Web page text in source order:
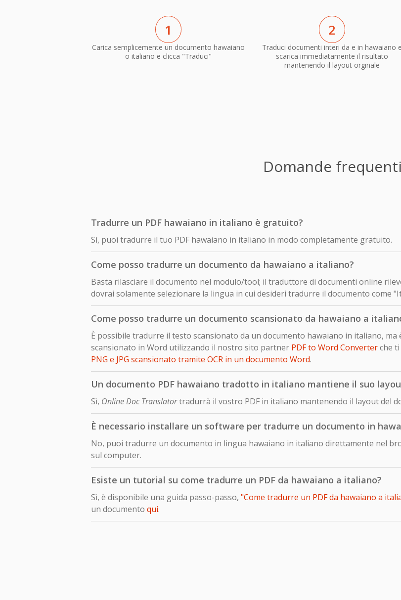
1
Carica semplicemente un documento hawaiano
o italiano e clicca "Traduci"
2
Traduci documenti interi da e in hawaiano e
scarica immediatamente il risultato
mantenendo il layout orginale
Domande frequenti
Tradurre un PDF hawaiano in italiano è gratuito?
Sì, puoi tradurre il tuo PDF hawaiano in italiano in modo completamente gratuito.
Come posso tradurre un documento da hawaiano a italiano?
Basta rilasciare il documento nel modulo/tool; il traduttore di documenti online
dovrai solamente selezionare la lingua in cui desideri tradurre il documento come
Come posso tradurre un documento scansionato da hawaiano a
È possibile tradurre il testo scansionato da un documento hawaiano in italiano,
scansionato in Word utilizzando il nostro sito partner PDF to Word Converterche
PNG e JPG scansionato tramite OCR in un documento Word.
Un documento PDF hawaiano tradotto in italiano mantiene il suo
Sì, Online Doc Translatortradurrà il vostro PDF in italiano mantenendo il layout del
È necessario installare un software per tradurre un documento in
No, puoi tradurre un documento in lingua hawaiano in italiano direttamente nel
sul computer.
Esiste un tutorial su come tradurre un PDF da hawaiano a italiano?
Sì, è disponibile una guida passo-passo, "Come tradurre un PDF da hawaiano a
un documento qui.